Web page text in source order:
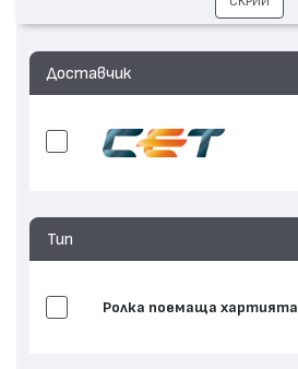
Доставчик
Тип
Ролка поемаща хартията